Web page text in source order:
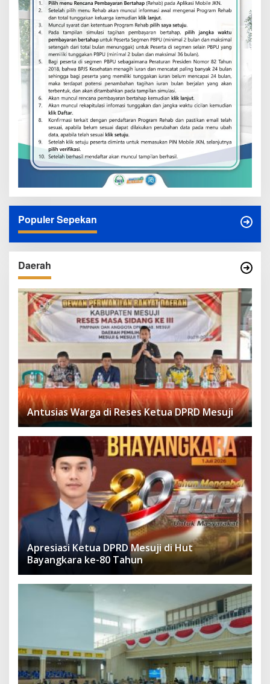
Populer Sepekan
Daerah
Antusias Warga di Reses Ketua DPRD Mesuji
Apresiasi Ketua DPRD Mesuji di Hut
Bayangkara ke-80 Tahun